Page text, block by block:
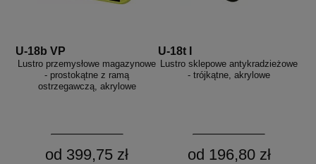
U-18b VP
Lustro przemysłowe magazynowe
- prostokątne z ramą
ostrzegawczą, akrylowe
od 399,75 zł
U-18t I
Lustro sklepowe antykradzieżowe
- trójkątne, akrylowe
od 196,80 zł